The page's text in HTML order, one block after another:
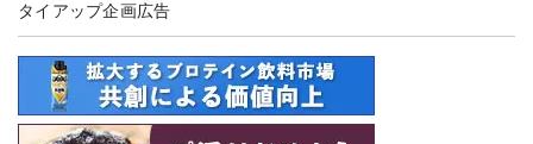
タイアップ企画広告